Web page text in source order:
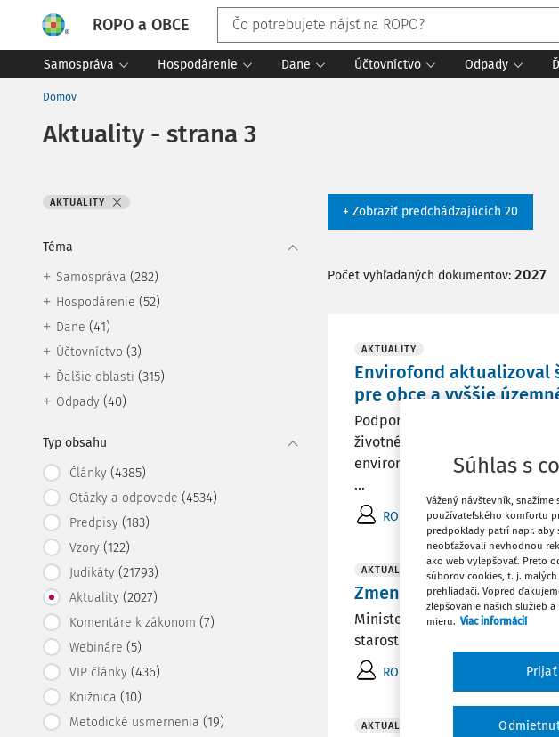
ROPO a OBCE
Samospráva Hospodárenie Dane Účtovníctvo Odpady
Domov
Aktuality - strana 3
AKTUALITY
Téma
Samospráva (282)
Hospodárenie (52)
Dane (41)
Účtovníctvo (3)
Ďalšie oblasti (315)
Odpady (40)
Typ obsahu
Články (4385)
Otázky a odpovede (4534)
Predpisy (183)
Vzory (122)
Judikáty (21793)
Aktuality (2027)
Komentáre k zákonom (7)
Webináre (5)
VIP články (436)
Knižnica (10)
Metodické usmernenia (19)
+ Zobraziť predchádzajúcich 20
Počet vyhľadaných dokumentov: 2027
AKTUALITY
Envirofond aktualizoval
pre obce a vyššie
Podpora je zameraná
životné prostredie, podporu
environmentálnej politiky
...
ROPO redakcia Vydané:9.
AKTUALITY
Zmena v systéme
Ministerstvo zdravotníctva SR
starostlivosti, tzv. eZapisovanie.
ROPO redakcia Vydané:9.
AKTUALITY
Súhlas s
Vážený návštevník,
používateľského komfortu
predpoklady patrí napr. aby
neobťažovali nevhodnou
ako web vylepšovať. Preto
súborov cookies, t. j.
prehliadači. Vopred
zlepšovanie našich služieb
mieru. Viac informácií